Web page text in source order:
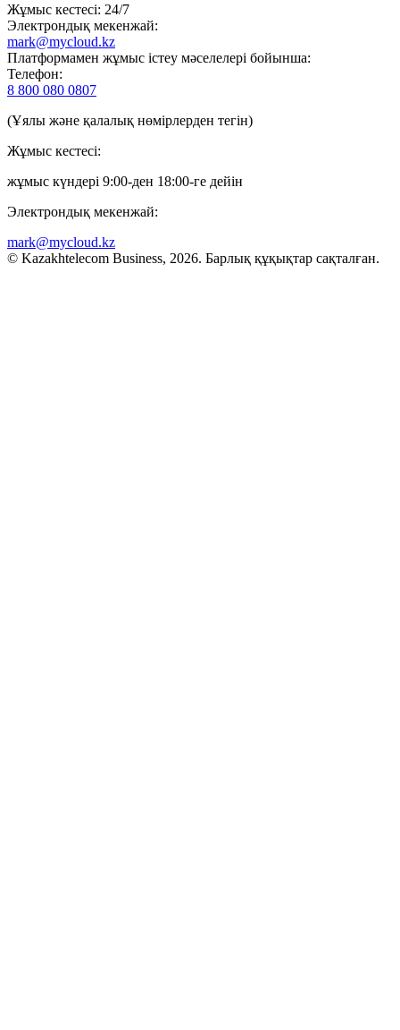
Жұмыс кестесі: 24/7
Электрондық мекенжай:
mark@mycloud.kz
Платформамен жұмыс істеу мәселелері бойынша:
Телефон:
8 800 080 0807
(Ұялы және қалалық нөмірлерден тегін)
Жұмыс кестесі:
жұмыс күндері 9:00-ден 18:00-ге дейін
Электрондық мекенжай:
mark@mycloud.kz
© Kazakhtelecom Business, 2026. Барлық құқықтар сақталған.